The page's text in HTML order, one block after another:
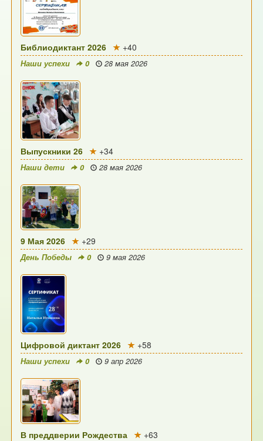
Библиодиктант 2026 +40
Наши успехи 0 28 мая 2026
Выпускники 26 +34
Наши дети 0 28 мая 2026
9 Мая 2026 +29
День Победы 0 9 мая 2026
Цифровой диктант 2026 +58
Наши успехи 0 9 апр 2026
В преддверии Рождества +63